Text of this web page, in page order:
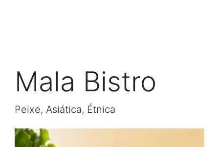
Mala Bistro
Peixe, Asiática, Étnica